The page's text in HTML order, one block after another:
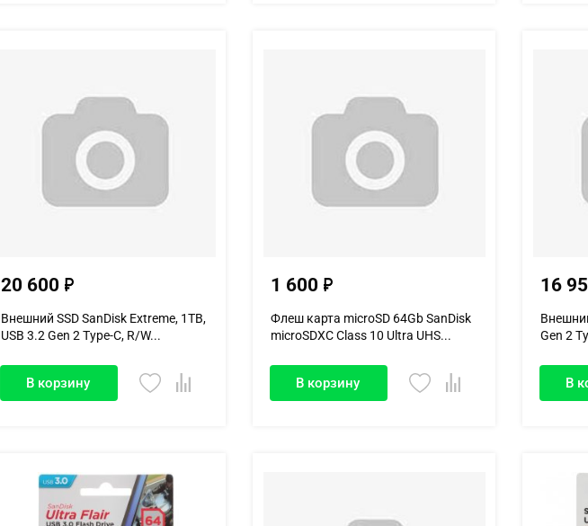
20 600
Внешний SSD SanDisk Extreme, 1TB,
USB 3.2 Gen 2 Type-C, R/W...
В корзину
1 600
Флеш карта microSD 64Gb SanDisk
microSDXC Class 10 Ultra UHS...
В корзину
16
Gen 2
В